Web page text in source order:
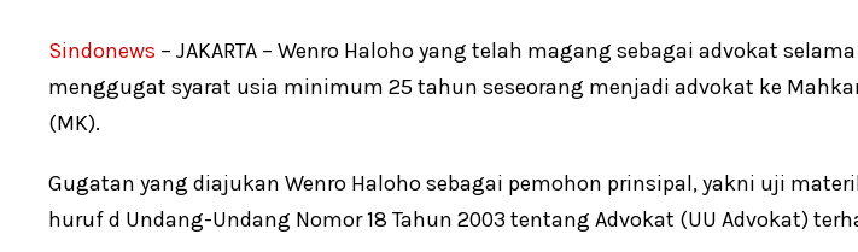
Sindonews – JAKARTA – Wenro Haloho yang telah magang sebagai advokat
menggugat syarat usia minimum 25 tahun seseorang menjadi advokat ke
(MK).
Gugatan yang diajukan Wenro Haloho sebagai pemohon prinsipal, yakni uji materil
huruf d Undang-Undang Nomor 18 Tahun 2003 tentang Advokat (UU Advokat)